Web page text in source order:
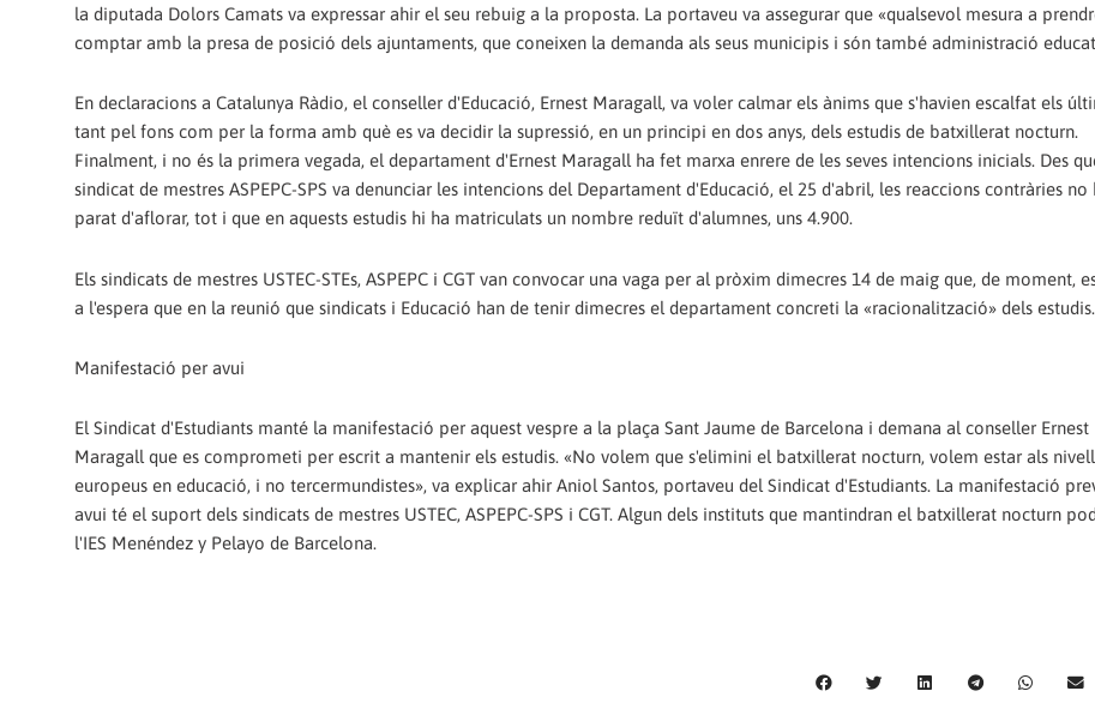
la diputada Dolors Camats va expressar ahir el seu rebuig a la proposta. La portaveu va assegurar que «qualsevol mesura a
comptar amb la presa de posició dels ajuntaments, que coneixen la demanda als seus municipis i són també administració
En declaracions a Catalunya Ràdio, el conseller d'Educació, Ernest Maragall, va voler calmar els ànims que s'havien escalfat els
tant pel fons com per la forma amb què es va decidir la supressió, en un principi en dos anys, dels estudis de batxillerat nocturn.
Finalment, i no és la primera vegada, el departament d'Ernest Maragall ha fet marxa enrere de les seves intencions inicials. Des
sindicat de mestres ASPEPC-SPS va denunciar les intencions del Departament d'Educació, el 25 d'abril, les reaccions contràries no
parat d'aflorar, tot i que en aquests estudis hi ha matriculats un nombre reduït d'alumnes, uns 4.900.
Els sindicats de mestres USTEC-STEs, ASPEPC i CGT van convocar una vaga per al pròxim dimecres 14 de maig que, de moment,
a l'espera que en la reunió que sindicats i Educació han de tenir dimecres el departament concreti la «racionalització» dels estudis.
Manifestació per avui
El Sindicat d'Estudiants manté la manifestació per aquest vespre a la plaça Sant Jaume de Barcelona i demana al conseller Ernest
Maragall que es comprometi per escrit a mantenir els estudis. «No volem que s'elimini el batxillerat nocturn, volem estar als
europeus en educació, i no tercermundistes», va explicar ahir Aniol Santos, portaveu del Sindicat d'Estudiants. La manifestació
avui té el suport dels sindicats de mestres USTEC, ASPEPC-SPS i CGT. Algun dels instituts que mantindran el batxillerat nocturn
l'IES Menéndez y Pelayo de Barcelona.